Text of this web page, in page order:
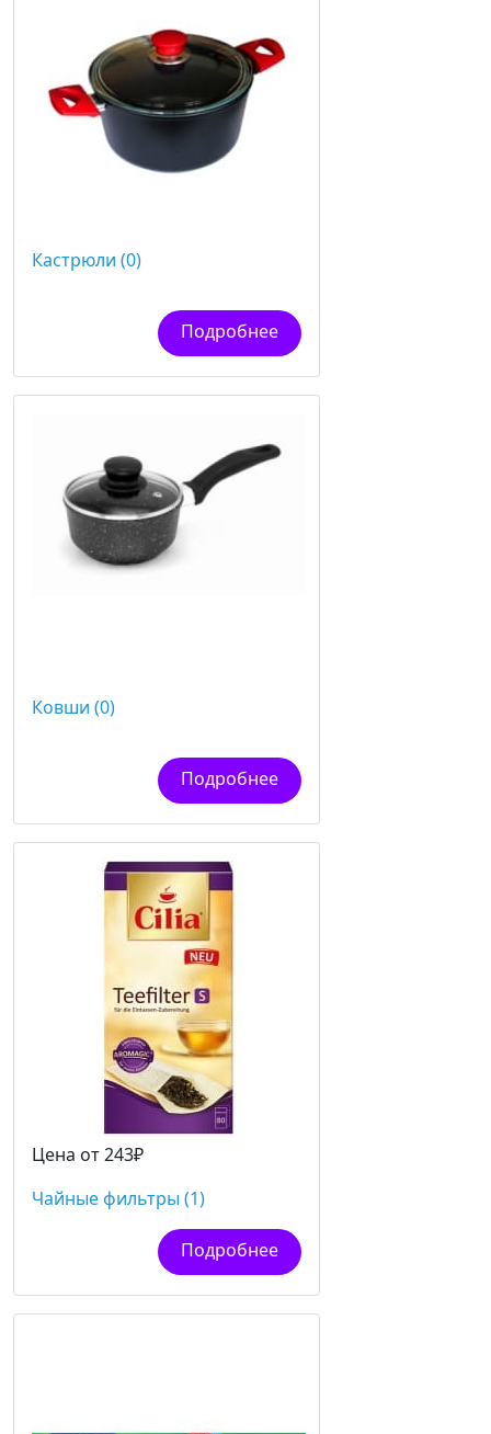
Кастрюли (0)
Подробнее
Ковши (0)
Подробнее
Цена от 243₽
Чайные фильтры (1)
Подробнее